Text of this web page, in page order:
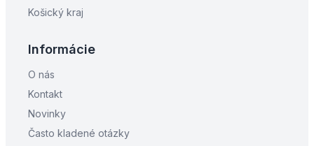
Košický kraj
Informácie
O nás
Kontakt
Novinky
Často kladené otázky